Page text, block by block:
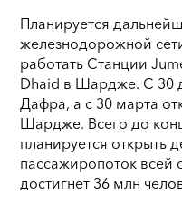
Планируется
железнодорожной
работать Станции
Dhaid в Шардже. С 30
Дафра, а с 30 марта
Шардже. Всего до
планируется открыть
пассажиропоток всей
достигнет 36 млн